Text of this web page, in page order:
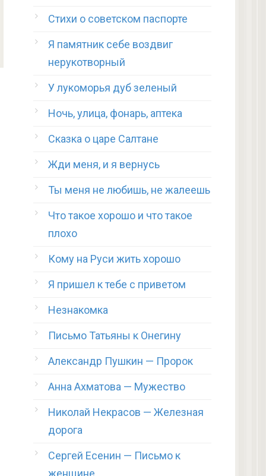
Стихи о советском паспорте
Я памятник себе воздвиг
нерукотворный
У лукоморья дуб зеленый
Ночь, улица, фонарь, аптека
Сказка о царе Салтане
Жди меня, и я вернусь
Ты меня не любишь, не жалеешь
Что такое хорошо и что такое
плохо
Кому на Руси жить хорошо
Я пришел к тебе с приветом
Незнакомка
Письмо Татьяны к Онегину
Александр Пушкин — Пророк
Анна Ахматова — Мужество
Николай Некрасов — Железная
дорога
Сергей Есенин — Письмо к
женщине